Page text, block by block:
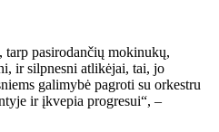
pasirodančių mokinukų,
ir silpnesni atlikėjai, tai, jo
galimybė pagroti su orkestru
ir įkvepia progresui“, –